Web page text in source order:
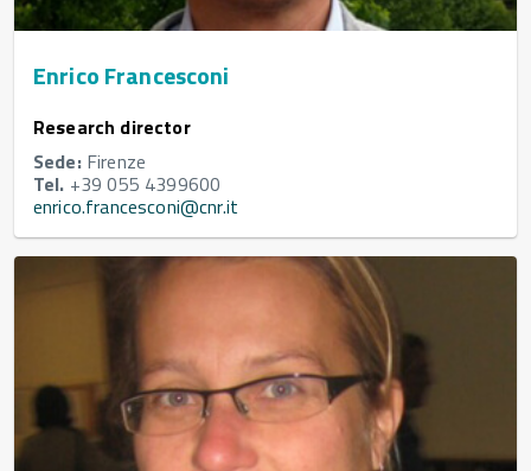
Enrico Francesconi
Research director
Sede:Firenze
Tel. +39 055 4399600
enrico.francesconi@cnr.it